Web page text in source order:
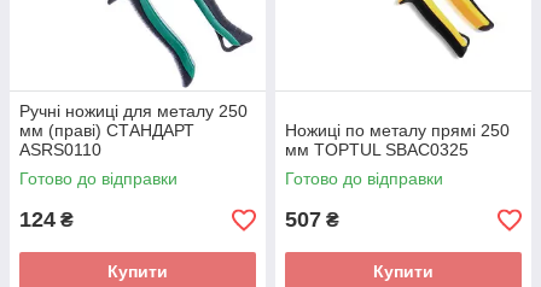
Ручні ножиці для металу 250
мм (праві) СТАНДАРТ
ASRS0110
Готово до відправки
124 ₴
Купити
Ножиці по металу прямі 250
мм TOPTUL SBAC0325
Готово до відправки
507 ₴
Купити